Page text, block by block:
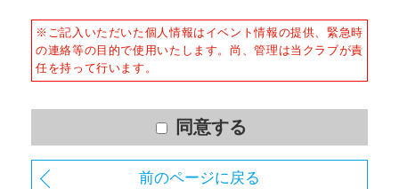
かつ適正な方法によりお客様の個人情報を収集いたしま
す。
させて頂きます。また、違法または不当な行為を助長
し、または誘発するおそれがある方法による個人情報の
利用を行いません。
※ご記入いただいた個人情報はイベント情報の提供、緊急時
の連絡等の目的で使用いたします。尚、管理は当クラブが責
任を持って行います。
同意する
前のページに戻る